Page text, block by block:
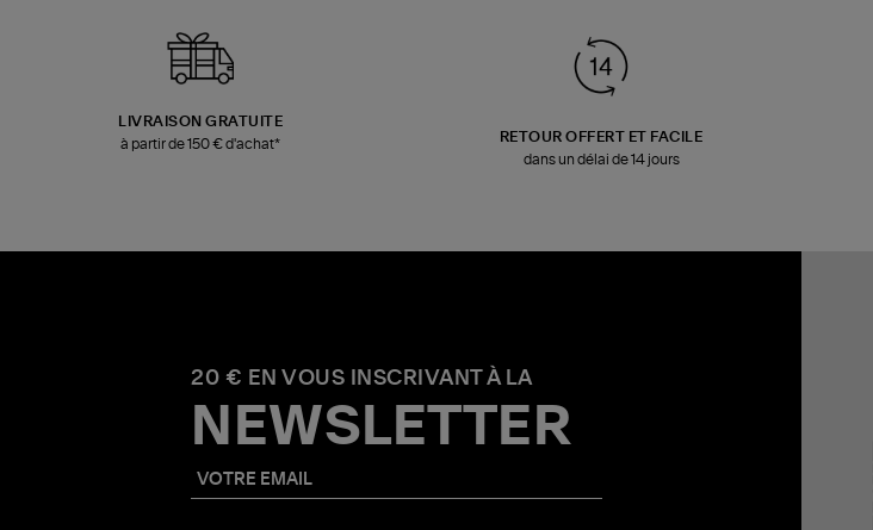
LIVRAISON GRATUITE
à partir de 150 € d'achat*
RETOUR OFFERT ET FACILE
dans un délai de 14 jours
20 € EN VOUS INSCRIVANT À LA
NEWSLETTER